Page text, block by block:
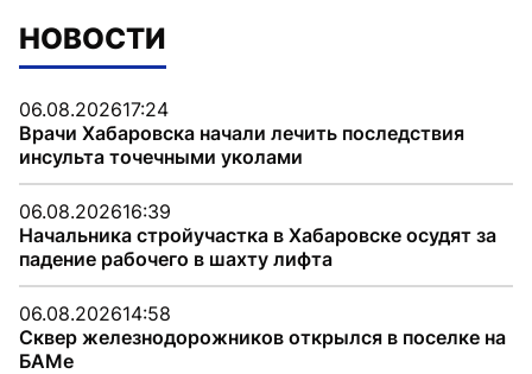
НОВОСТИ
06.08.202617:24
Врачи Хабаровска начали лечить последствия
инсульта точечными уколами
06.08.202616:39
Начальника стройучастка в Хабаровске осудят за
падение рабочего в шахту лифта
06.08.202614:58
Сквер железнодорожников открылся в поселке на
БАМе